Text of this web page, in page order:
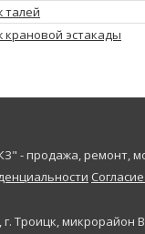
эстакады
- продажа, ремонт,
г. Троицк,